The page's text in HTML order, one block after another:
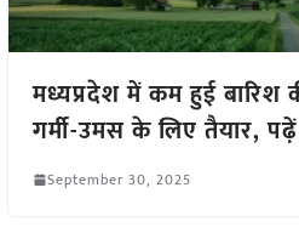
मध्यप्रदेश में कम हुई बारिश
गर्मी-उमस के लिए तैयार, पढ़ें
September 30, 2025